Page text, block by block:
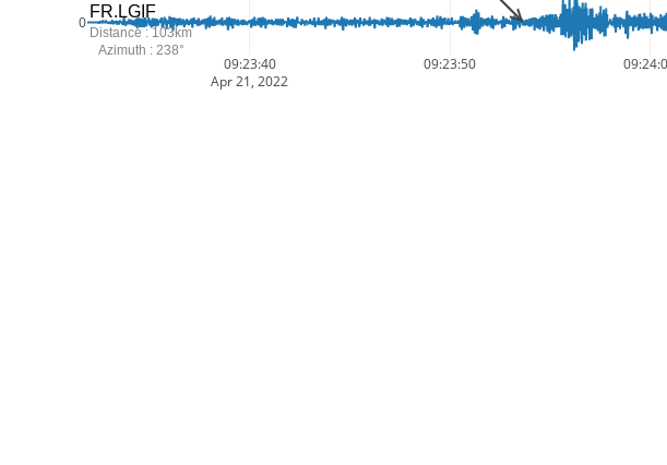
09:23:40
Apr 21, 2022
09:23:50
0
FR.LGIF
Distance : 103km
Azimuth : 238°